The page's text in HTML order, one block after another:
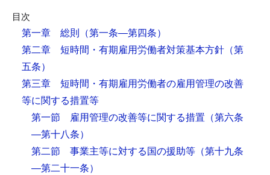
目次
第一章 総則 （第一条―第四条）
第二章 短時間・有期雇用労働者対策基本方針 （第
五条）
第三章 短時間・有期雇用労働者の雇用管理の改善
等に関する措置等
第一節 雇用管理の改善等に関する措置 （第六条
―第十八条）
第二節 事業主等に対する国の援助等 （第十九条
―第二十一条）